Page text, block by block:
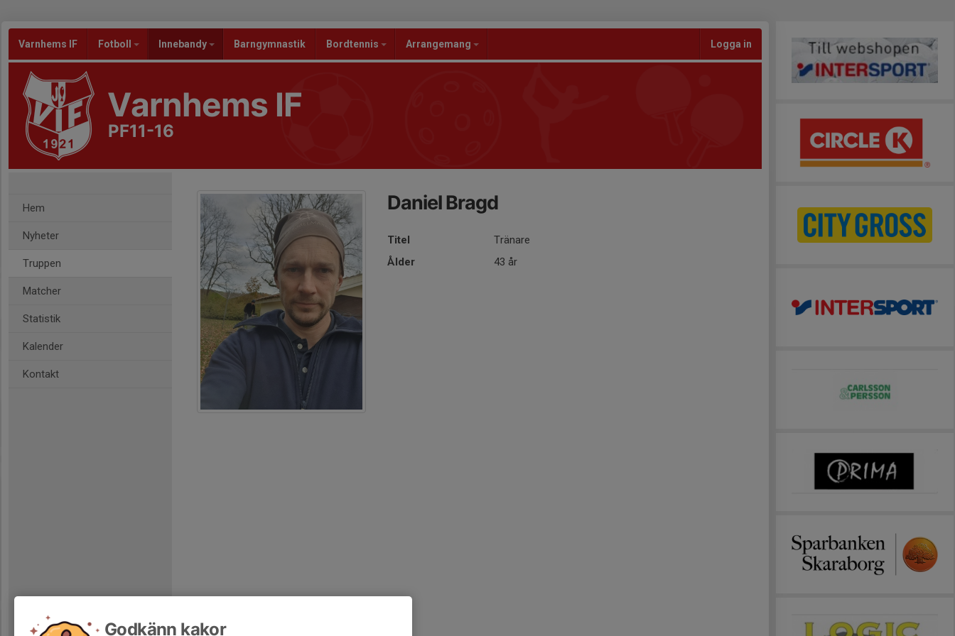
Varnhems IF Fotboll Innebandy Barngymnastik Bordtennis Arrangemang Logga in
Varnhems IF
PF11-16
Hem
Nyheter
Truppen
Matcher
Statistik
Kalender
Kontakt
Daniel Bragd
Titel
Tränare
Ålder
43 år
Godkänn kakor